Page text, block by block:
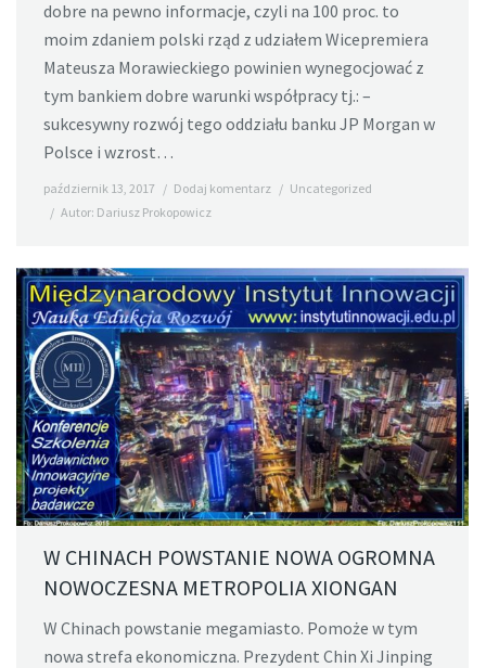
dobre na pewno informacje, czyli na 100 proc. to
moim zdaniem polski rząd z udziałem Wicepremiera
Mateusza Morawieckiego powinien wynegocjować z
tym bankiem dobre warunki współpracy tj.: –
sukcesywny rozwój tego oddziału banku JP Morgan w
Polsce i wzrost…
październik 13, 2017 Dodaj komentarz
Uncategorized
Autor: Dariusz Prokopowicz
W CHINACH POWSTANIE NOWA OGROMNA
NOWOCZESNA METROPOLIA XIONGAN
W Chinach powstanie megamiasto. Pomoże w tym
nowa strefa ekonomiczna. Prezydent Chin Xi Jinping